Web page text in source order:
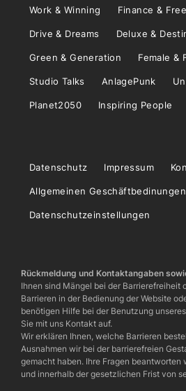
Work & Winning Finance &
Drive & Dreams Deluxe &
Green & Generation Female &
Studio Talks AnlagePunk
Planet2050 Inspiring People
Datenschutz Impressum
Allgemeinen Geschäftbedinungen
Datenschutzeinstellungen
Rückmeldung und Kontaktangaben
Ihnen sind Mängel bei der Barrierefreiheit
Barrieren in der Bedienung der Website
benötigen Hilfe bei der Benutzung
Sie mit uns Kontakt auf.
Wir erklären Ihnen, welche Barrieren
Ausnahmen wir bei der barrierefreien
gemacht haben. Ihre Fragen beantworten
und innerhalb der gesetzlichen Frist von